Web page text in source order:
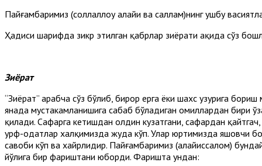
Пайғамбаримиз (соллаллоҳу алайҳи ва саллам)нинг ушбу
Ҳадиси шарифда зикр этилган қабрлар зиёрати ҳақида сўз
Зиёрат
“Зиёрат” арабча сўз бўлиб, бирор ерга ёки шахс ҳузурига
янада мустаҳкамланишига сабаб бўладиган омиллардан бири
қилади. Сафарга кетишдан олдин кузатгани, сафардан
урф-одатлар халқимизда жуда кўп. Улар юртимизда яшовчи
савоби кўп ва хайрлидир. Пайғамбаримиз (алайҳиссалом)
йўлига бир фариштани юборди. Фаришта ундан: